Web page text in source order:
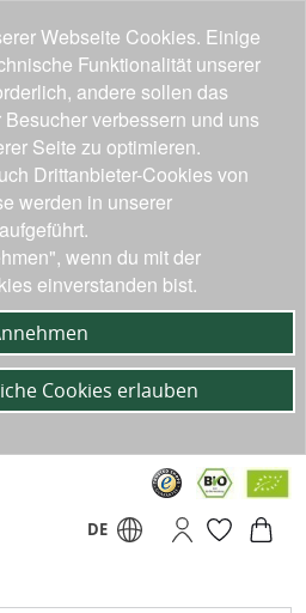
DE
Webseite Cookies. Einige
Funktionalität unserer
andere sollen das
verbessern und uns
Seite zu optimieren.
Drittanbieter-Cookies von
werden in unserer
aufgeführt.
wenn du mit der
einverstanden bist.
Cookies erlauben